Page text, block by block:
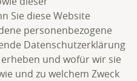
Sie diese Website
personenbezogene
Datenschutzerklärung
und wofür wir sie
und zu welchem Zweck